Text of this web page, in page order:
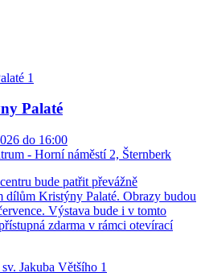
Palaté
do 16:00
- Horní náměstí 2, Šternberk
bude patřit převážně
dílům Kristýny Palaté. Obrazy budou
Výstava bude i v tomto
zdarma v rámci otevírací